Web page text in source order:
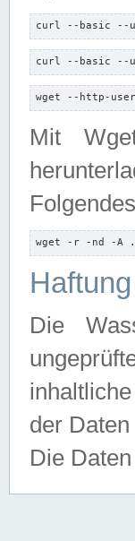
curl --basic --
curl --basic --
wget --http-
Mit
wget -r -nd -A
Die
der
Die